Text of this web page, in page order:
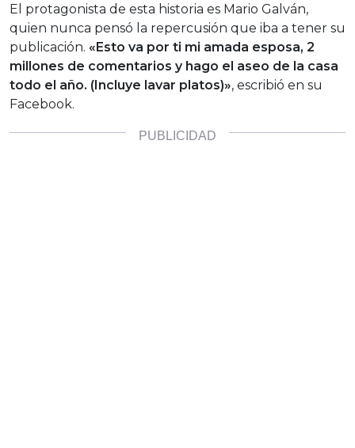
El protagonista de esta historia es Mario Galván,
quien nunca pensó la repercusión que iba a tener su
publicación. «Esto va por ti mi amada esposa, 2
millones de comentarios y hago el aseo de la casa
todo el año. (Incluye lavar platos)», escribió en su
Facebook.